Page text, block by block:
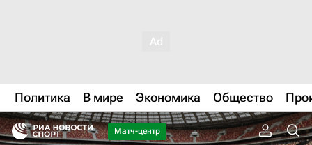
Политика В мире Экономика Общество
Матч-центр